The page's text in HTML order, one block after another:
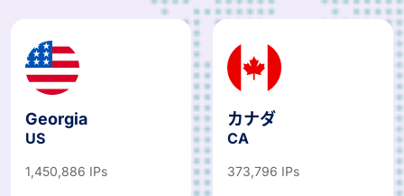
Georgia
US
1,450,886 IPs
カナダ
CA
373,796 IPs